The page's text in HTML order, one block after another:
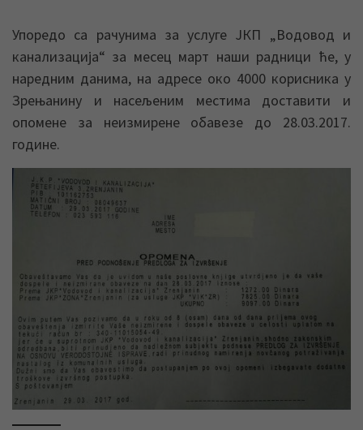
Упоредо са рачунима за услуге ЈКП „Водовод и
канализација“ за месец март наши радници ће, у
наредним данима, на адресе око 4000 корисника у
Зрењанину и насељеним местима доставити и
опомене за неизмирене обавезе до 28.03.2017.
године.